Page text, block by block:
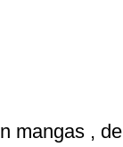
mangas , de